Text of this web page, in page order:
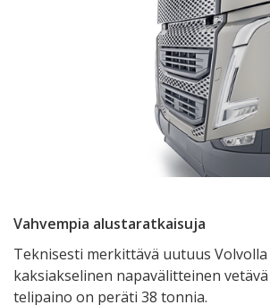
Vahvempia alustaratkaisuja
Teknisesti merkittävä uutuus
kaksiakselinen napavälitteinen
telipaino on peräti 38 tonnia.